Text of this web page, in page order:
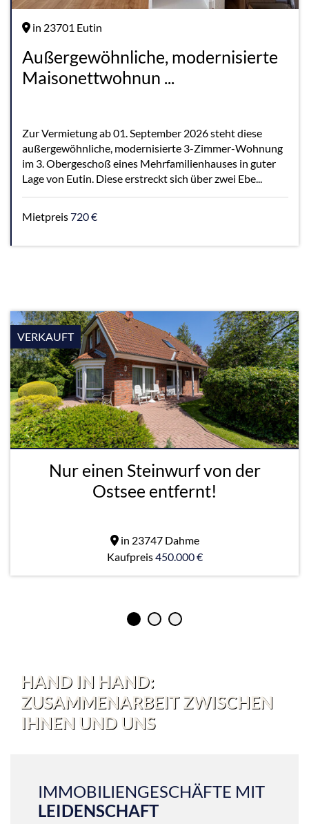
Außergewöhnliche, modernisierte
Maisonettwohnun ...
in 23701 Eutin
Mietpreis720 €
Zur Vermietung ab 01. September 2026 steht diese
außergewöhnliche, modernisierte 3-Zimmer-Wohnung
im 3. Obergeschoß eines Mehrfamilienhauses in guter
Lage von Eutin. Diese erstreckt sich über zwei Ebe...
VERKAUFT
Nur einen Steinwurf von der
Ostsee entfernt!
in 23747 Dahme
Kaufpreis450.000 €
HAND IN HAND:
ZUSAMMENARBEIT ZWISCHEN
IHNEN UND UNS
IMMOBILIENGESCHÄFTE MIT
LEIDENSCHAFT